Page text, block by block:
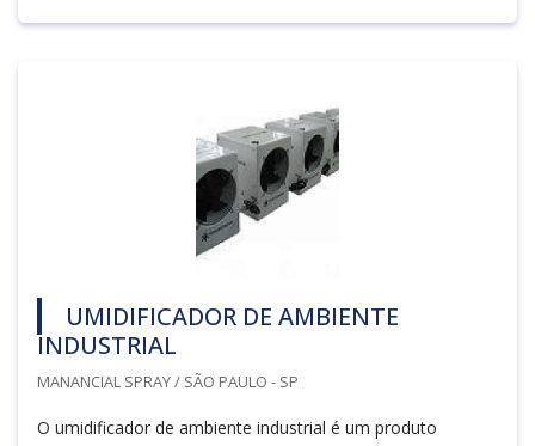
UMIDIFICADOR DE AMBIENTE
INDUSTRIAL
MANANCIAL SPRAY / SÃO PAULO - SP
O umidificador de ambiente industrial é um produto